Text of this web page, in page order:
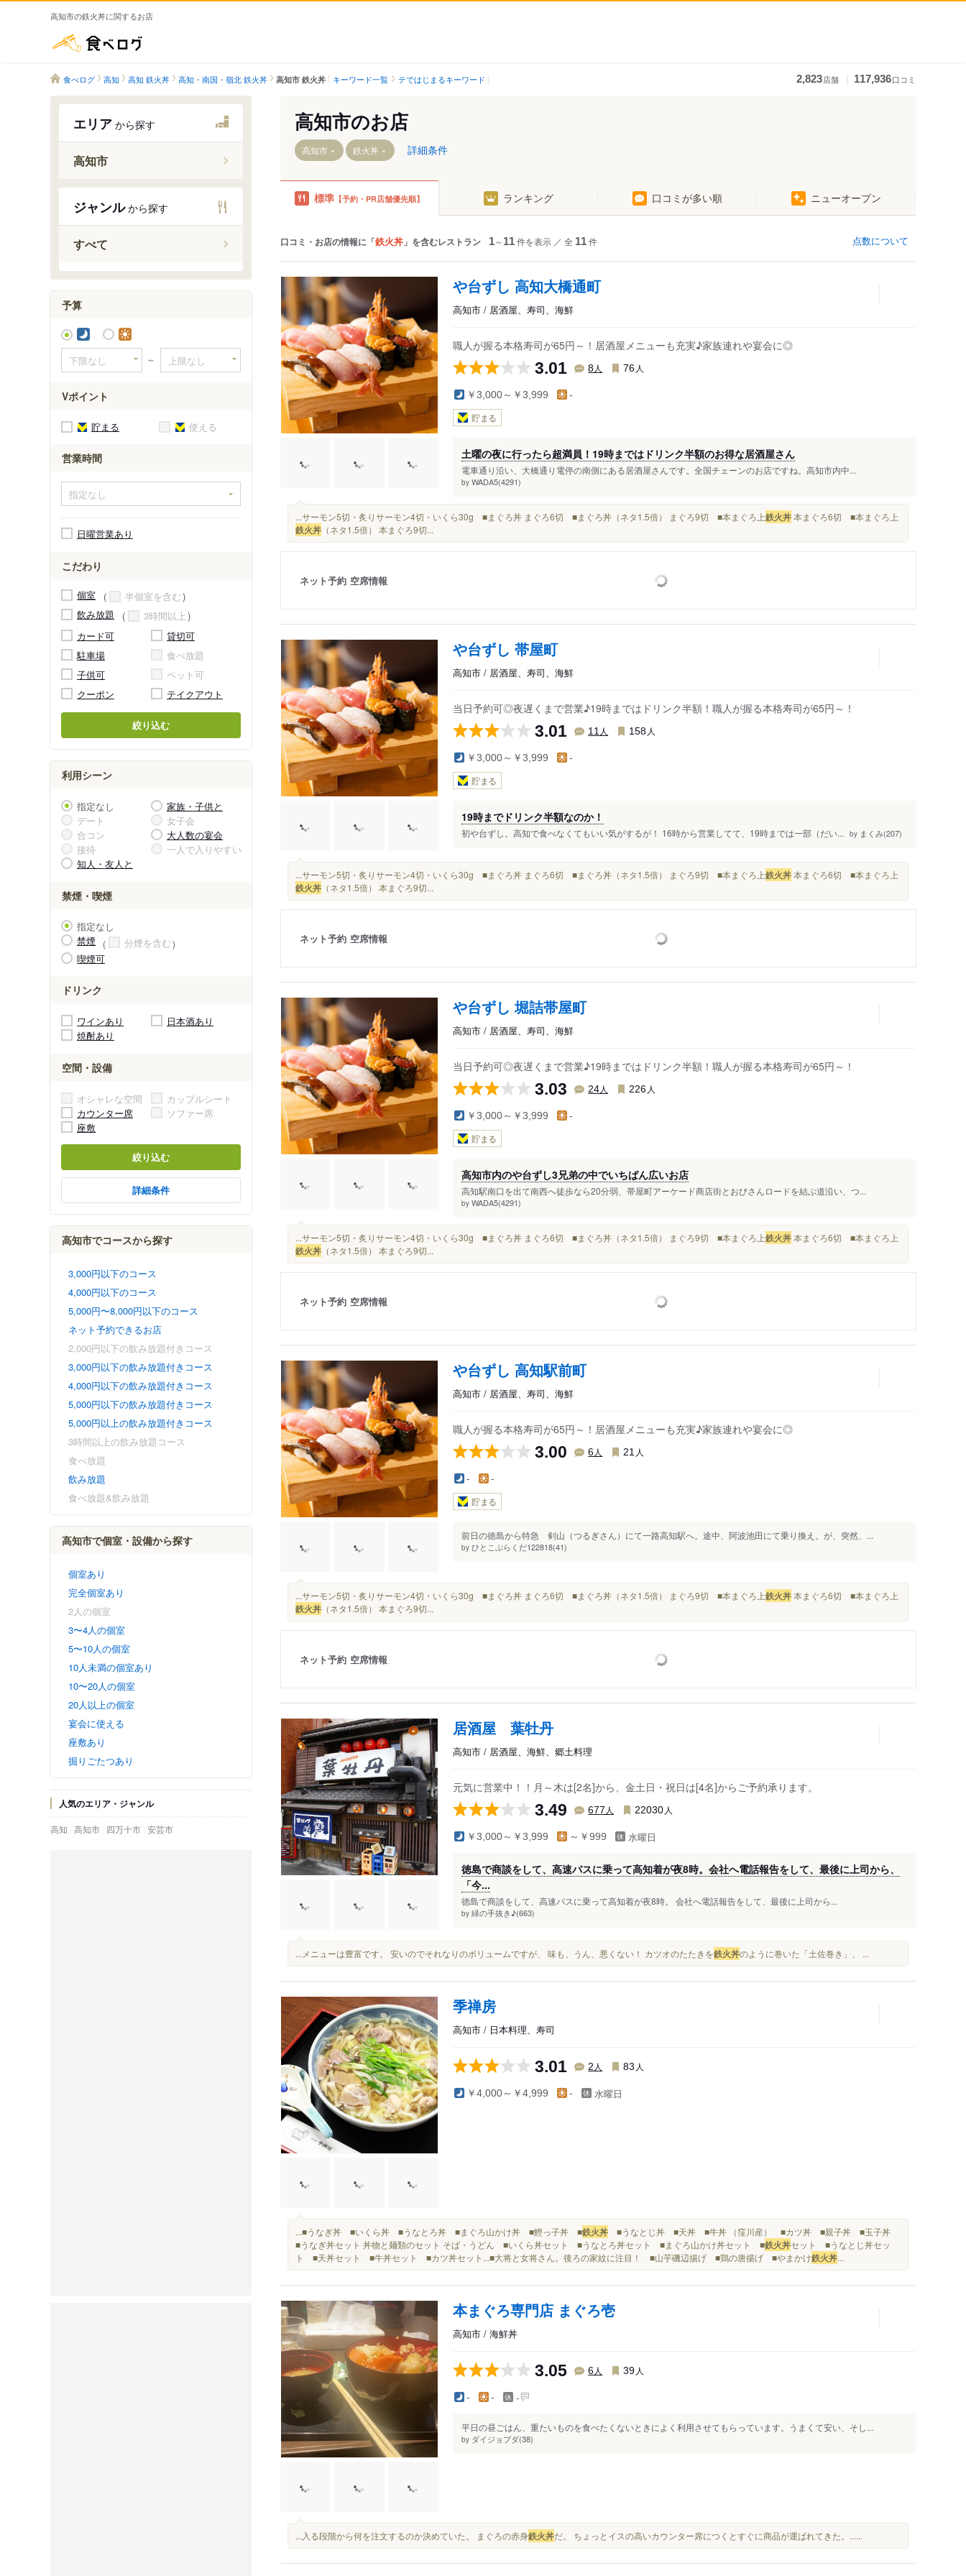
高知市の鉄火丼に関するお店
食べログ 高知 高知 鉄火丼 高知・南国・嶺北 鉄火丼 高知市 鉄火丼 キーワード一覧 テではじまるキーワード 2,823店舗 117,936口コミ
エリア から探す
高知市
土佐大津駅
土佐一宮駅
薊野駅
高知駅
入明駅
円行寺口駅
旭駅
高知商業前駅
朝倉駅（ＪＲ）
咥内駅
宮の奥駅
朝倉駅前駅
曙町駅
曙町東町駅
鴨部駅
蛍橋駅
旭町三丁目駅
旭駅前通駅
上町五丁目駅
上町四丁目駅
上町二丁目駅
上町一丁目駅
枡形駅
グランド通駅
高知城前駅
デンテツターミナルビル前駅
菜園場町駅
知寄町一丁目駅
知寄町二丁目駅
知寄町駅
西高須駅
県立美術館通駅
文珠通駅
東新木駅
田辺島通駅
舟戸駅
北浦駅
一条橋駅
高知橋駅
桟橋通三丁目駅
桟橋通四丁目駅
桟橋通五丁目駅
ジャンルから探す
すべて
予算
～
Vポイント
貯まる 使える
営業時間
日曜営業あり
こだわり
個室
半個室を含む
飲み放題
3時間以上
カード可
貸切可
駐車場
食べ放題
子供可
ペット可
クーポン
テイクアウト
絞り込む
利用シーン
指定なし
家族・子供と
デート
女子会
合コン
大人数の宴会
接待
一人で入りやすい
知人・友人と
禁煙・喫煙
指定なし
禁煙
分煙を含む
喫煙可
ドリンク
ワインあり
日本酒あり
焼酎あり
空間・設備
オシャレな空間
カップルシート
カウンター席
ソファー席
座敷
絞り込む
詳細条件
高知市でコースから探す
3,000円以下のコース
4,000円以下のコース
5,000円〜8,000円以下のコース
ネット予約できるお店
2,000円以下の飲み放題付きコース
3,000円以下の飲み放題付きコース
4,000円以下の飲み放題付きコース
5,000円以下の飲み放題付きコース
5,000円以上の飲み放題付きコース
3時間以上の飲み放題コース
食べ放題
飲み放題
食べ放題&飲み放題
高知市で個室・設備から探す
個室あり
完全個室あり
2人の個室
3〜4人の個室
5〜10人の個室
10人未満の個室あり
10〜20人の個室
20人以上の個室
宴会に使える
座敷あり
掘りごたつあり
人気のエリア・ジャンル
高知 高知市 四万十市 安芸市
高知市のお店
高知市 鉄火丼 詳細条件
標準 【予約・PR店舗優先順】 ランキング 口コミが多い順 ニューオープン
口コミ・お店の情報に「鉄火丼 」を含むレストラン 1～11件を表示 ／ 全 11件 点数について
や台ずし 高知大橋通町
高知市 / 居酒屋、寿司、海鮮
職人が握る本格寿司が65円～！居酒屋メニューも充実♪家族連れや宴会に◎
3.01 8人 76 人
￥3,000～￥3,999 -
貯まる
土曜の夜に行ったら超満員！19時まではドリンク半額のお得な居酒屋さん
電車通り沿い、大橋通り電停の南側にある居酒屋さんです。全国チェーンのお店ですね。高知市内中...
by WADA5(4291)
...サーモン5切・炙りサーモン4切・いくら30g ■まぐろ丼 まぐろ6切 ■まぐろ丼（ネタ1.5倍） まぐろ9切 ■本まぐろ上鉄火丼本まぐろ6切 ■本まぐろ上
鉄火丼 （ネタ1.5倍） 本まぐろ9切...
ネット予約 空席情報
や台ずし 帯屋町
高知市 / 居酒屋、寿司、海鮮
当日予約可◎夜遅くまで営業♪19時まではドリンク半額！職人が握る本格寿司が65円～！
3.01 11 人 158 人
￥3,000～￥3,999 -
貯まる
19時までドリンク半額なのか！
初や台ずし。高知で食べなくてもいい気がするが！ 16時から営業してて、19時までは一部（だい... by まくみ(207)
...サーモン5切・炙りサーモン4切・いくら30g ■まぐろ丼 まぐろ6切 ■まぐろ丼（ネタ1.5倍） まぐろ9切 ■本まぐろ上鉄火丼本まぐろ6切 ■本まぐろ上
鉄火丼 （ネタ1.5倍） 本まぐろ9切...
ネット予約 空席情報
や台ずし 堀詰帯屋町
高知市 / 居酒屋、寿司、海鮮
当日予約可◎夜遅くまで営業♪19時まではドリンク半額！職人が握る本格寿司が65円～！
3.03 24人 226 人
￥3,000～￥3,999 -
貯まる
高知市内のや台ずし3兄弟の中でいちばん広いお店
高知駅南口を出て南西へ徒歩なら20分弱、帯屋町アーケード商店街とおびさんロードを結ぶ道沿い、つ...
by WADA5(4291)
...サーモン5切・炙りサーモン4切・いくら30g ■まぐろ丼 まぐろ6切 ■まぐろ丼（ネタ1.5倍） まぐろ9切 ■本まぐろ上鉄火丼本まぐろ6切 ■本まぐろ上
鉄火丼 （ネタ1.5倍） 本まぐろ9切...
ネット予約 空席情報
や台ずし 高知駅前町
高知市 / 居酒屋、寿司、海鮮
職人が握る本格寿司が65円～！居酒屋メニューも充実♪家族連れや宴会に◎
3.00 6人 21 人
- -
貯まる
前日の徳島から特急 剣山（つるぎさん）にて一路高知駅へ。途中、阿波池田にて乗り換え。が、突然、...
by ひとこぶらくだ122818(41)
...サーモン5切・炙りサーモン4切・いくら30g ■まぐろ丼 まぐろ6切 ■まぐろ丼（ネタ1.5倍） まぐろ9切 ■本まぐろ上鉄火丼本まぐろ6切 ■本まぐろ上
鉄火丼 （ネタ1.5倍） 本まぐろ9切...
ネット予約 空席情報
居酒屋 葉牡丹
高知市 / 居酒屋、海鮮、郷土料理
元気に営業中！！月～木は[2名]から、金土日・祝日は[4名]からご予約承ります。
3.49 677 人 22030 人
￥3,000～￥3,999 ～￥999 水曜日
徳島で商談をして、高速バスに乗って高知着が夜8時。会社へ電話報告をして、最後に上司から、
「今...
徳島で商談をして、高速バスに乗って高知着が夜8時。 会社へ電話報告をして、最後に上司から...
by 緑の手抜き♪(663)
...メニューは豊富です。 安いのでそれなりのボリュームですが、 味も、うん、悪くない！ カツオのたたきを鉄火丼のように巻いた「土佐巻き」、 ...
季禅房
高知市 / 日本料理、寿司
3.01 2 人 83 人
￥4,000～￥4,999 - 水曜日
...■うなぎ丼 ■いくら丼 ■うなとろ丼 ■まぐろ山かけ丼 ■鰹っ子丼 ■鉄火丼 ■うなとじ丼 ■天丼 ■牛丼 （窪川産） ■カツ丼 ■親子丼 ■玉子丼
■うなぎ丼セット 丼物と麺類のセット そば・うどん ■いくら丼セット ■うなとろ丼セット ■まぐろ山かけ丼セット ■鉄火丼セット ■うなとじ丼セッ
ト ■天丼セット ■牛丼セット ■カツ丼セット...■大将と女将さん。後ろの家紋に注目！ ■山芋磯辺揚げ ■鶏の唐揚げ ■やまかけ鉄火丼...
本まぐろ専門店 まぐろ壱
高知市 / 海鮮丼
3.05 6人 39 人
- - -
平日の昼ごはん、重たいものを食べたくないときによく利用させてもらっています。うまくて安い、そし...
by ダイジョブダ(38)
...入る段階から何を注文するのか決めていた。 まぐろの赤身鉄火丼だ。 ちょっとイスの高いカウンター席につくとすぐに商品が運ばれてきた。......